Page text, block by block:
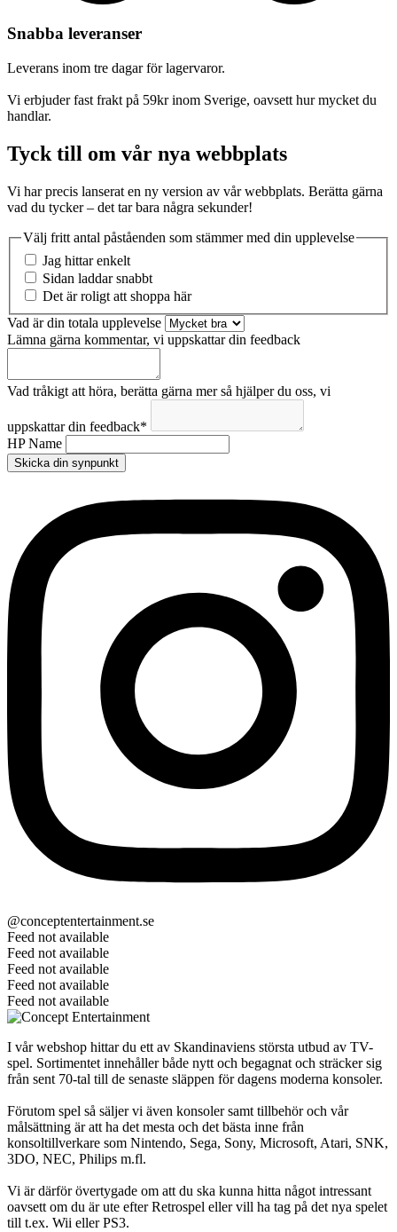
Snabba leveranser
Leverans inom tre dagar för lagervaror.
Vi erbjuder fast frakt på 59kr inom Sverige, oavsett hur mycket du
handlar.
Tyck till om vår nya webbplats
Vi har precis lanserat en ny version av vår webbplats. Berätta gärna
vad du tycker – det tar bara några sekunder!
Välj fritt antal påståenden som stämmer med din upplevelse
Jag hittar enkelt
Sidan laddar snabbt
Det är roligt att shoppa här
Vad är din totala upplevelse
Lämna gärna kommentar, vi uppskattar din feedback
Vad tråkigt att höra, berätta gärna mer så hjälper du oss, vi
uppskattar din feedback*
HP Name
Skicka din synpunkt
@conceptentertainment.se
Feed not available
Feed not available
Feed not available
Feed not available
Feed not available
I vår webshop hittar du ett av Skandinaviens största utbud av TV-
spel. Sortimentet innehåller både nytt och begagnat och sträcker sig
från sent 70-tal till de senaste släppen för dagens moderna konsoler.
Förutom spel så säljer vi även konsoler samt tillbehör och vår
målsättning är att ha det mesta och det bästa inne från
konsoltillverkare som Nintendo, Sega, Sony, Microsoft, Atari, SNK,
3DO, NEC, Philips m.fl.
Vi är därför övertygade om att du ska kunna hitta något intressant
oavsett om du är ute efter Retrospel eller vill ha tag på det nya spelet
till t.ex. Wii eller PS3.